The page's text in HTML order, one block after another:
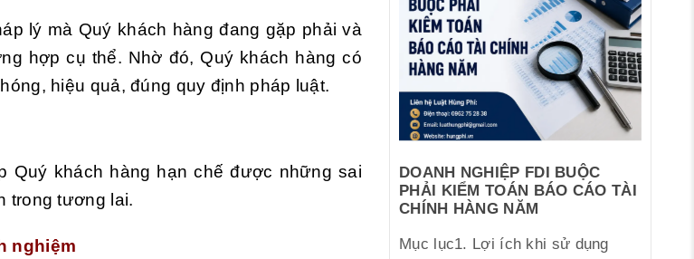
lý mà Quý khách hàng đang gặp phải và
hợp cụ thể. Nhờ đó, Quý khách hàng có
hiệu quả, đúng quy định pháp luật.
Quý khách hàng hạn chế được những sai
trong tương lai.
nghiệm
DOANH NGHIỆP FDI BUỘC
PHẢI KIỂM TOÁN BÁO CÁO TÀI
CHÍNH HÀNG NĂM
Mục lục1. Lợi ích khi sử dụng